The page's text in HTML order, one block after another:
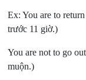
Ex: You are to
trước 11 giờ.)
You are not to go
muộn.)